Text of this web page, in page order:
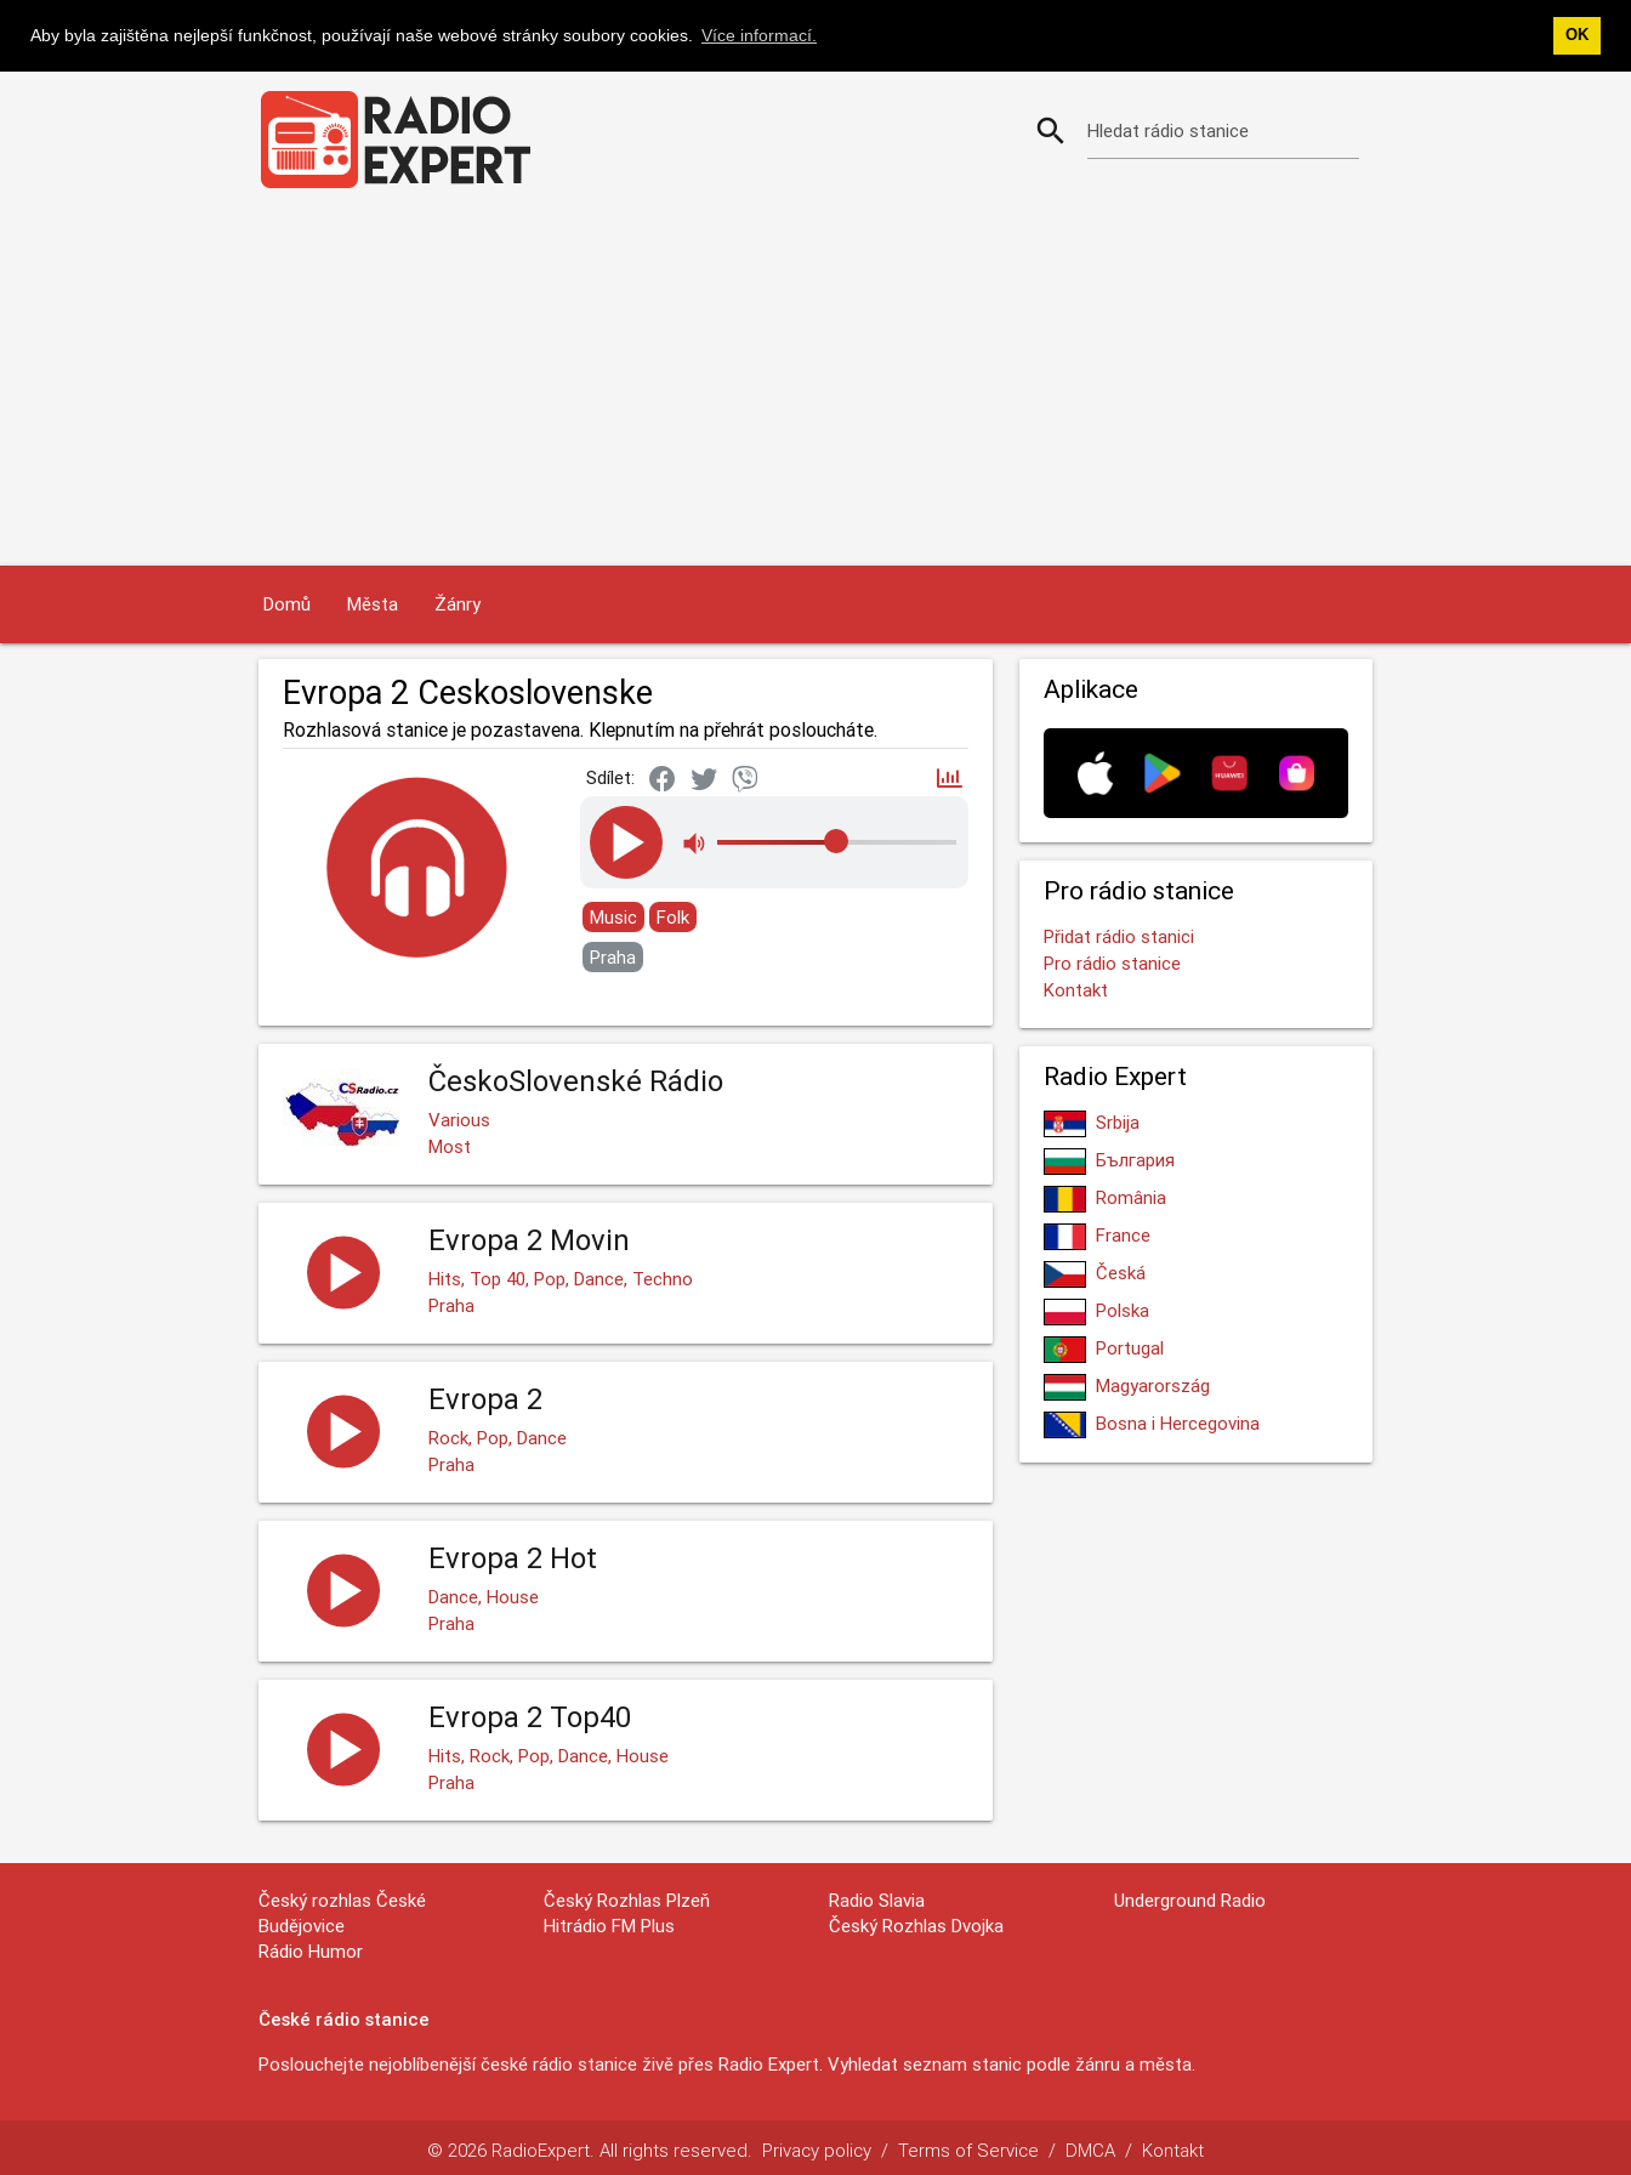
Aby byla zajištěna nejlepší funkčnost, používají naše webové stránky soubory cookies. Více informací. OK
search Hledat rádio stanice
Domů Města Žánry
Evropa 2 Ceskoslovenske
Rozhlasová stanice je pozastavena. Klepnutím na přehrát posloucháte.
Sdílet:
Music
Folk
Praha
ČeskoSlovenské Rádio
Various
Most
Evropa 2 Movin
Hits, Top 40, Pop, Dance, Techno
Praha
Evropa 2
Rock, Pop, Dance
Praha
Evropa 2 Hot
Dance, House
Praha
Evropa 2 Top40
Hits, Rock, Pop, Dance, House
Praha
Aplikace
Pro rádio stanice
Přidat rádio stanici
Pro rádio stanice
Kontakt
Radio Expert
Srbija
България
România
France
Česká
Polska
Portugal
Magyarország
Bosna i Hercegovina
Český rozhlas České
Budějovice
Rádio Humor
Český Rozhlas Plzeň
Hitrádio FM Plus
Radio Slavia
Český Rozhlas Dvojka
Underground Radio
České rádio stanice
Poslouchejte nejoblíbenější české rádio stanice živě přes Radio Expert. Vyhledat seznam stanic podle žánru a města.
© 2026 RadioExpert. All rights reserved. Privacy policy / Terms of Service / DMCA / Kontakt